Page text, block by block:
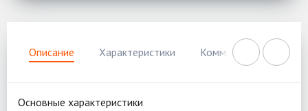
Описание Характеристики Комментарии
Основные характеристики